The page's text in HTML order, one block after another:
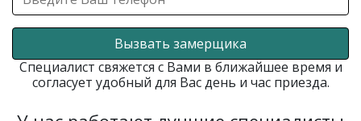
Вызвать замерщика
Специалист свяжется с Вами в ближайшее время и
согласует удобный для Вас день и час приезда.